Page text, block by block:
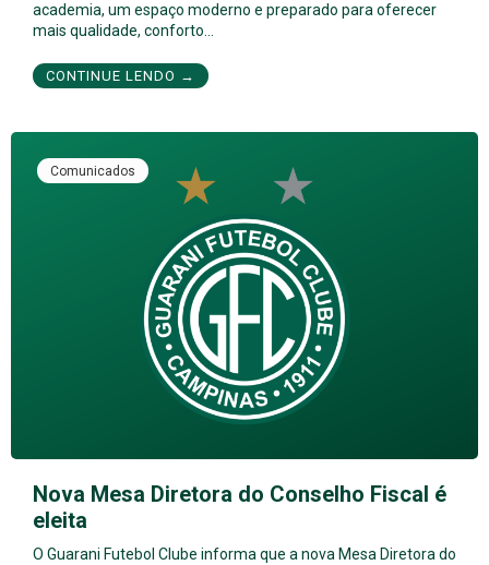
academia, um espaço moderno e preparado para oferecer
mais qualidade, conforto…
CONTINUE LENDO →
Comunicados
Nova Mesa Diretora do Conselho Fiscal é
eleita
O Guarani Futebol Clube informa que a nova Mesa Diretora do